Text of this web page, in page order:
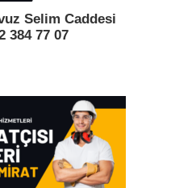
Selim Caddesi
384 77 07